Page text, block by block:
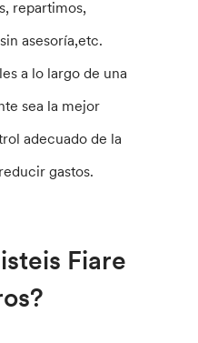
repartimos,
asesoría,etc.
a lo largo de una
sea la mejor
adecuado de la
gastos.
Fiare